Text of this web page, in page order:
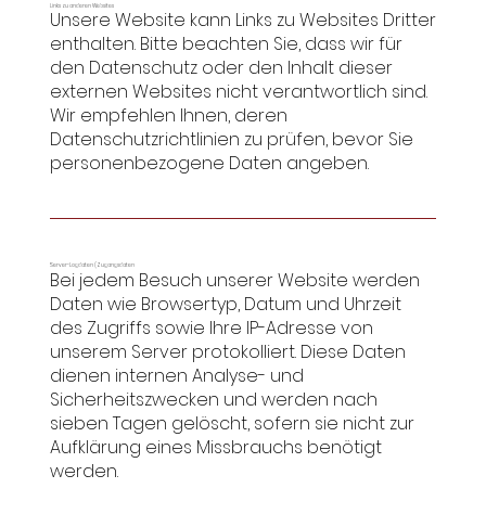
Links zu anderen Websites
Unsere Website kann Links zu Websites Dritter
enthalten. Bitte beachten Sie, dass wir für
den Datenschutz oder den Inhalt dieser
externen Websites nicht verantwortlich sind.
Wir empfehlen Ihnen, deren
Datenschutzrichtlinien zu prüfen, bevor Sie
personenbezogene Daten angeben.
Server-Logdaten (Zugangsdaten
Bei jedem Besuch unserer Website werden
Daten wie Browsertyp, Datum und Uhrzeit
des Zugriffs sowie Ihre IP-Adresse von
unserem Server protokolliert. Diese Daten
dienen internen Analyse- und
Sicherheitszwecken und werden nach
sieben Tagen gelöscht, sofern sie nicht zur
Aufklärung eines Missbrauchs benötigt
werden.